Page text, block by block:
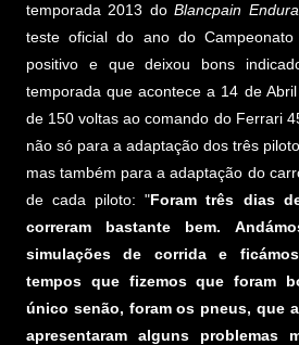
temporada 2013 doBlancpain
teste oficial do ano do
positivo e que deixou bons
temporada que acontece a 14 de
de 150 voltas ao comando do Ferrari
não só para a adaptação dos três
mas também para a adaptação do
de cada piloto: "Foram três dias
correram bastante bem.
simulações de corrida e
tempos que fizemos que foram
único senão, foram os pneus, que
apresentaram alguns problemas